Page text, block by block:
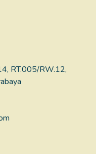
RT.005/RW.12,